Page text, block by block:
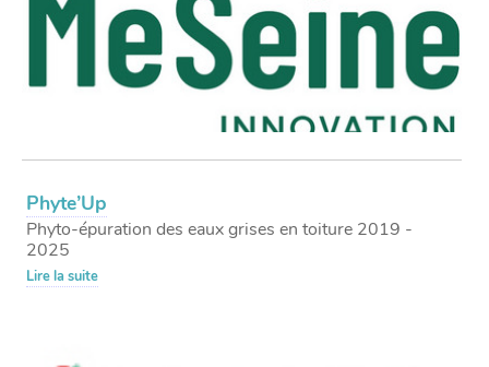
Phyte’Up
Phyto-épuration des eaux grises en toiture 2019 -
2025
Lire la suite